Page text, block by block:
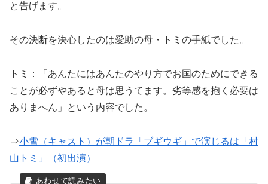
と告げます。
その決断を決心したのは愛助の母・トミの手紙でした。
トミ：「あんたにはあんたのやり方でお国のためにできる
ことが必ずやあると母は思うてます。劣等感を抱く必要は
ありまへん」という内容でした。
⇒小雪（キャスト）が朝ドラ「ブギウギ」で演じるは「村
山トミ」（初出演）